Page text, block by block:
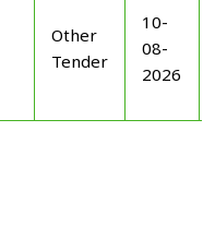
Other
Tender
10-
08-
2026